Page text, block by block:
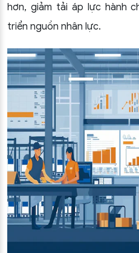
hơn, giảm tải áp lực hành
triển nguồn nhân lực.